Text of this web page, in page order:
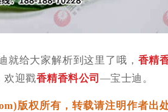
就给大家解析到这里了哦， 香精
欢迎戳香精香料公司 —宝士迪。
版权所有，转载请注明作者出